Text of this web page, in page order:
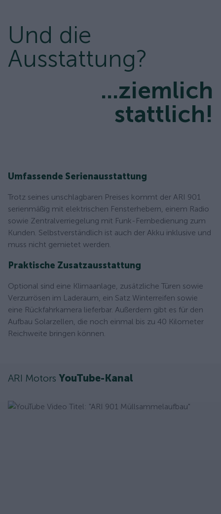
Und die
Ausstattung?
...ziemlich
stattlich!
Umfassende Serienausstattung
Trotz seines unschlagbaren Preises kommt der ARI 901
serienmäßig mit elektrischen Fensterhebern, einem Radio
sowie Zentralverriegelung mit Funk-Fernbedienung zum
Kunden. Selbstverständlich ist auch der Akku inklusive und
muss nicht gemietet werden.
Praktische Zusatzausstattung
Optional sind eine Klimaanlage, zusätzliche Türen sowie
Verzurrösen im Laderaum, ein Satz Winterreifen sowie
eine Rückfahrkamera lieferbar. Außerdem gibt es für den
Aufbau Solarzellen, die noch einmal bis zu 40 Kilometer
Reichweite bringen können.
ARI Motors YouTube-Kanal